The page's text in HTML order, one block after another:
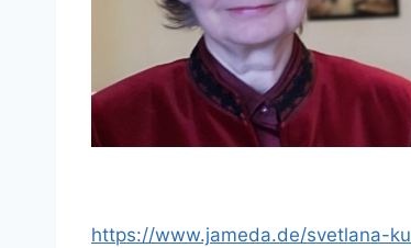
https://www.jameda.de/svetlana-